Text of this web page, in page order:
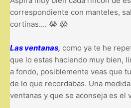
correspondiente con manteles,
cortinas.... 😭 😱
Las ventanas, como ya te he
que lo estas haciendo muy bien,
a fondo, posiblemente veas que
de lo que recordabas. Una
ventanas y que se aconseja es el